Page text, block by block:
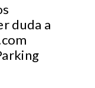
duda a